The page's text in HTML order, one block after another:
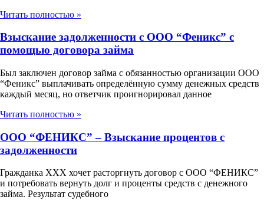
Читать полностью »
Взыскание задолженности с ООО “Феникс” с
помощью договора займа
Был заключен договор займа с обязанностью организации ООО
“Феникс” выплачивать определённую сумму денежных средств
каждый месяц, но ответчик проигнорировал данное
Читать полностью »
ООО “ФЕНИКС” – Взыскание процентов с
задолженности
Гражданка ХХХ хочет расторгнуть договор с ООО “ФЕНИКС”
и потребовать вернуть долг и проценты средств с денежного
займа. Результат судебного